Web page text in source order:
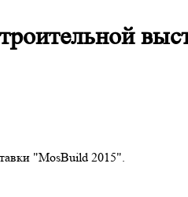
"MosBuild 2015".